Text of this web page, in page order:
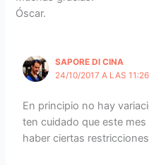
Óscar.
SAPORE DI CINA
24/10/2017 A LAS 11:26
En principio no hay
ten cuidado que este
haber ciertas restricciones